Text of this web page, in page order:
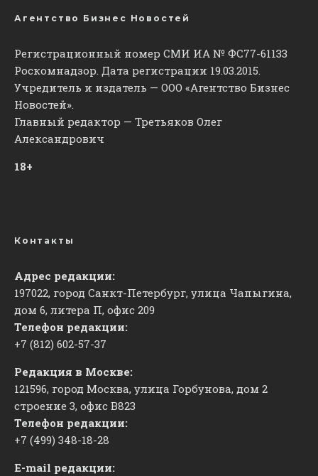
Агентство Бизнес Новостей
Регистрационный номер СМИ ИА № ФС77-61133
Роскомнадзор. Дата регистрации 19.03.2015.
Учредитель и издатель — ООО «Агентство Бизнес
Новостей».
Главный редактор — Третьяков Олег
Александрович
18+
Контакты
Адрес редакции:
197022, город Санкт-Петербург, улица Чапыгина,
дом 6, литера П, офис 209
Телефон редакции:
+7 (812) 602-57-37
Редакция в Москве:
121596, город Москва, улица Горбунова, дом 2
строение 3, офис ​В823
Телефон редакции:
+7 (499) 348-18-28
E-mail редакции: